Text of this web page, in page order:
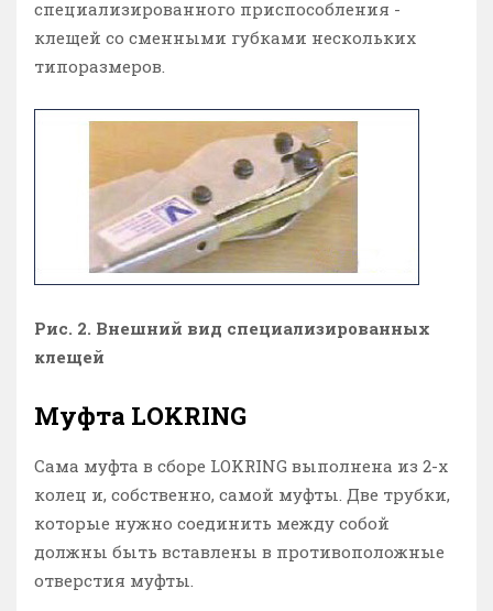
специализированного приспособления -
клещей со сменными губками нескольких
типоразмеров.
Рис. 2. Внешний вид специализированных
клещей
Муфта LOKRING
Сама муфта в сборе LOKRING выполнена из 2-х
колец и, собственно, самой муфты. Две трубки,
которые нужно соединить между собой
должны быть вставлены в противоположные
отверстия муфты.